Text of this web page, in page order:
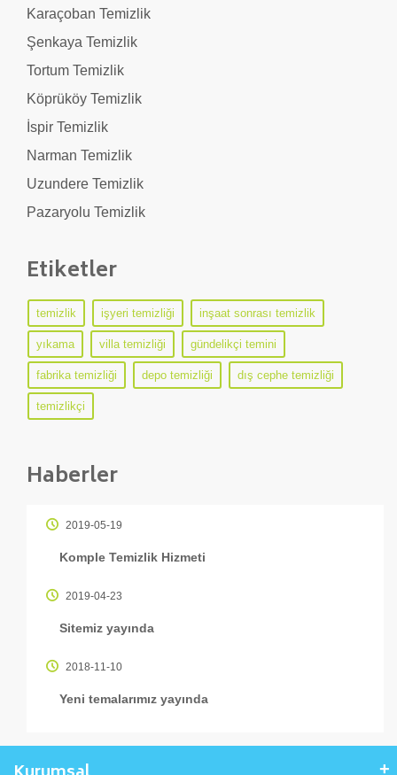
Karaçoban Temizlik
Şenkaya Temizlik
Tortum Temizlik
Köprüköy Temizlik
İspir Temizlik
Narman Temizlik
Uzundere Temizlik
Pazaryolu Temizlik
Etiketler
temizlik işyeri temizliği inşaat sonrası temizlik
yıkama villa temizliği gündelikçi temini
fabrika temizliği depo temizliği dış cephe temizliği
temizlikçi
Haberler
2019-05-19
Komple Temizlik Hizmeti
2019-04-23
Sitemiz yayında
2018-11-10
Yeni temalarımız yayında
+